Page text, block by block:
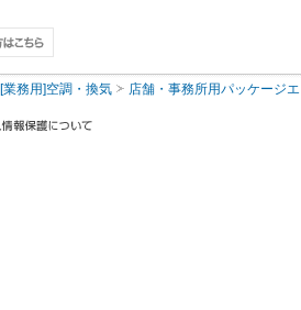
[業務用]空調・換気
店舗・事務所用パッケージ